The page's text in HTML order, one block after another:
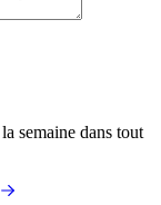
semaine dans tout